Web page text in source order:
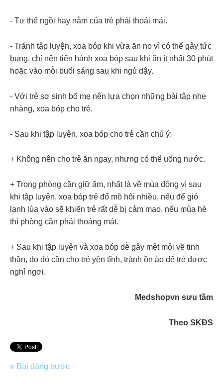
- Tư thế ngồi hay nằm của trẻ phải thoải mái.
- Tránh tập luyện, xoa bóp khi vừa ăn no vì có thể gây tức
bụng, chỉ nên tiến hành xoa bóp sau khi ăn ít nhất 30 phút
hoặc vào mỗi buổi sáng sau khi ngủ dậy.
- Với trẻ sơ sinh bố mẹ nên lựa chọn những bài tập nhẹ
nhàng, xoa bóp cho trẻ.
- Sau khi tập luyện, xoa bóp cho trẻ cần chú ý:
+ Không nên cho trẻ ăn ngay, nhưng có thể uống nước.
+ Trong phòng cần giữ ấm, nhất là về mùa đông vì sau
khi tập luyện, xoa bóp trẻ đổ mồ hôi nhiều, nếu để gió
lạnh lùa vào sẽ khiến trẻ rất dễ bị cảm mạo, nếu mùa hè
thì phòng cần phải thoáng mát.
+ Sau khi tập luyện và xoa bóp dễ gây mệt mỏi về tinh
thần, do đó cần cho trẻ yên tĩnh, tránh ồn ào để trẻ được
nghỉ ngơi.
Medshopvn sưu tầm
Theo SKĐS
« Bài đăng trước